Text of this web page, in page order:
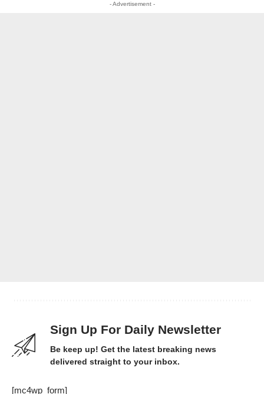
- Advertisement -
Sign Up For Daily Newsletter
Be keep up! Get the latest breaking news
delivered straight to your inbox.
[mc4wp_form]